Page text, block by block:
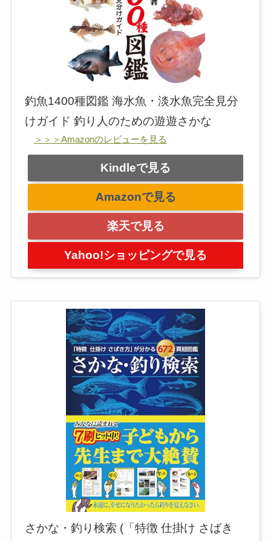
釣魚1400種図鑑 海水魚・淡水魚完全見分
けガイド 釣り人のための遊遊さかな
＞＞＞Amazonのレビューを見る
Kindleで見る
Amazonで見る
楽天で見る
Yahoo!ショッピングで見る
さかな・釣り検索 (「特徴 仕掛け さばき